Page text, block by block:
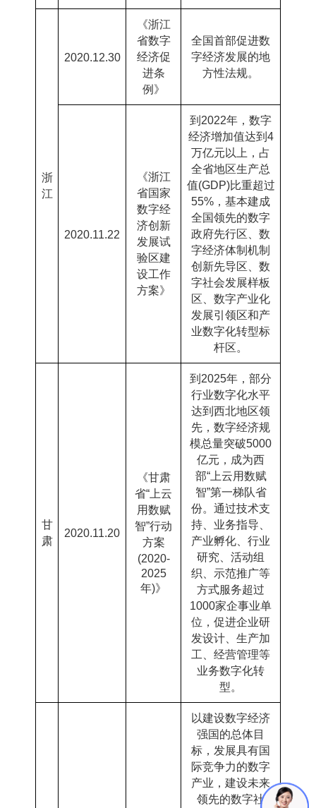
浙
江
2020.12.30
《浙江
省数字
经济促
进条
例》
全国首部促进数
字经济发展的地
方性法规。
2020.11.22
《浙江
省国家
数字经
济创新
发展试
验区建
设工作
方案》
到 2022年，数字
经济增加值达到 4
万亿元以上，占
全省地区生产总
值(GDP)比重超过
55% ，基本建成
全国领先的数字
政府先行区、数
字经济体制机制
创新先导区、数
字社会发展样板
区、数字产业化
发展引领区和产
业数字化转型标
杆区。
甘
肃
2020.11.20
《甘肃
省“上云
用数赋
智”行动
方案
(2020-
2025
年)》
到 2025年，部分
行业数字化水平
达到西北地区领
先，数字经济规
模总量突破5000
亿元，成为西
部“上云用数赋
智”第一梯队省
份。通过技术支
持、业务指导、
产业孵化、行业
研究、活动组
织、示范推广等
方式服务超过
1000家企事业单
位，促进企业研
发设计、生产加
工、经营管理等
业务数字化转
型。
以建设数字经济
强国的总体目
标，发展具有国
际竞争力的数字
产业，建设未来
领先的数字社